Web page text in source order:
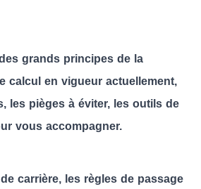
grands principes de la
calcul en vigueur actuellement,
les pièges à éviter, les outils de
vous accompagner.
carrière, les règles de passage